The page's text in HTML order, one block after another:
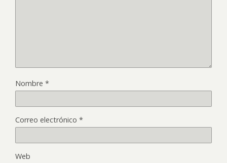
Nombre *
Correo electrónico *
Web